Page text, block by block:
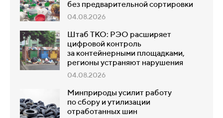
без предварительной сортировки
04.08.2026
Штаб ТКО: РЭО расширяет
цифровой контроль
за контейнерными площадками,
регионы устраняют нарушения
04.08.2026
Минприроды усилит работу
по сбору и утилизации
отработанных шин